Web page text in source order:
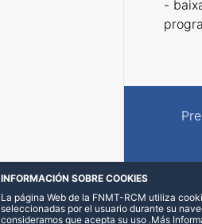
-
INFORMACIÓN SOBRE COOKIES
La página Web de la FNMT-RCM utiliza
seleccionadas por el usuario durante su
consideramos que acepta su uso .Más